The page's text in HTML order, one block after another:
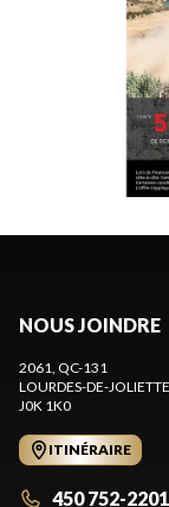
NOUS JOINDRE
2061, QC-131
LOURDES-DE-JOLIETTE
J0K 1K0
ITINÉRAIRE
450 752-2201